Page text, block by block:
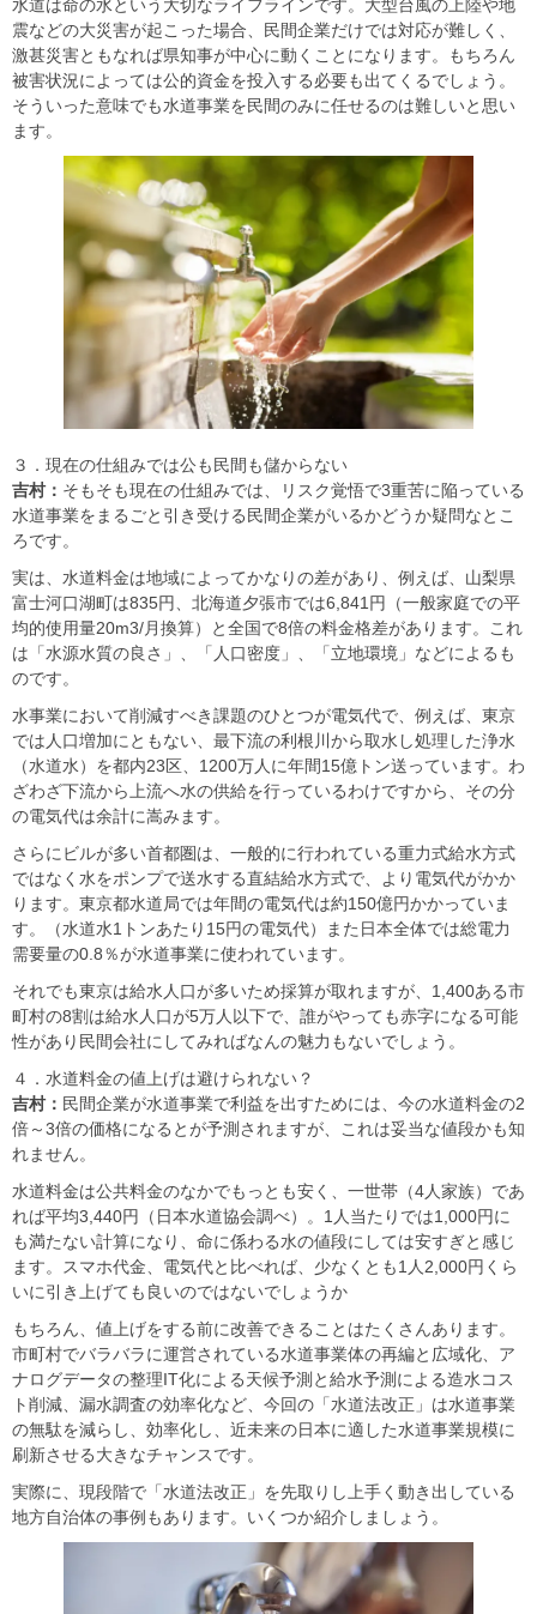
水道は命の水という大切なライフラインです。大型台風の上陸や地
震などの大災害が起こった場合、民間企業だけでは対応が難しく、
激甚災害ともなれば県知事が中心に動くことになります。もちろん
被害状況によっては公的資金を投入する必要も出てくるでしょう。
そういった意味でも水道事業を民間のみに任せるのは難しいと思い
ます。
３．現在の仕組みでは公も民間も儲からない
吉村： そもそも現在の仕組みでは、リスク覚悟で3重苦に陥っている
水道事業をまるごと引き受ける民間企業がいるかどうか疑問なとこ
ろです。
実は、水道料金は地域によってかなりの差があり、例えば、山梨県
富士河口湖町は835円、北海道夕張市では6,841円（一般家庭での平
均的使用量20m3/月換算）と全国で8倍の料金格差があります。これ
は「水源水質の良さ」、「人口密度」、「立地環境」などによるも
のです。
水事業において削減すべき課題のひとつが電気代で、例えば、東京
では人口増加にともない、最下流の利根川から取水し処理した浄水
（水道水）を都内23区、1200万人に年間15億トン送っています。わ
ざわざ下流から上流へ水の供給を行っているわけですから、その分
の電気代は余計に嵩みます。
さらにビルが多い首都圏は、一般的に行われている重力式給水方式
ではなく水をポンプで送水する直結給水方式で、より電気代がかか
ります。東京都水道局では年間の電気代は約150億円かかっていま
す。（水道水1トンあたり15円の電気代）また日本全体では総電力
需要量の0.8％が水道事業に使われています。
それでも東京は給水人口が多いため採算が取れますが、1,400ある市
町村の8割は給水人口が5万人以下で、誰がやっても赤字になる可能
性があり民間会社にしてみればなんの魅力もないでしょう。
４．水道料金の値上げは避けられない？
吉村： 民間企業が水道事業で利益を出すためには、今の水道料金の2
倍～3倍の価格になるとが予測されますが、これは妥当な値段かも知
れません。
水道料金は公共料金のなかでもっとも安く、一世帯（4人家族）であ
れば平均3,440円（日本水道協会調べ）。1人当たりでは1,000円に
も満たない計算になり、命に係わる水の値段にしては安すぎと感じ
ます。スマホ代金、電気代と比べれば、少なくとも1人2,000円くら
いに引き上げても良いのではないでしょうか
もちろん、値上げをする前に改善できることはたくさんあります。
市町村でバラバラに運営されている水道事業体の再編と広域化、ア
ナログデータの整理IT化による天候予測と給水予測による造水コス
ト削減、漏水調査の効率化など、今回の「水道法改正」は水道事業
の無駄を減らし、効率化し、近未来の日本に適した水道事業規模に
刷新させる大きなチャンスです。
実際に、現段階で「水道法改正」を先取りし上手く動き出している
地方自治体の事例もあります。いくつか紹介しましょう。